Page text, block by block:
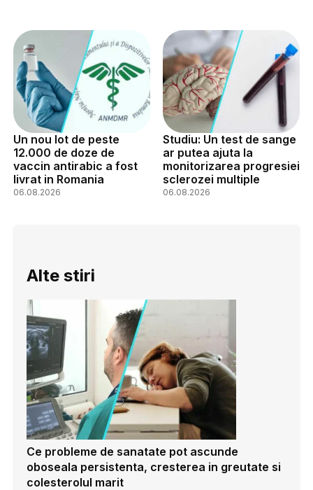
Un nou lot de peste
12.000 de doze de
vaccin antirabic a fost
livrat in Romania
06.08.2026
Studiu: Un test de sange
ar putea ajuta la
monitorizarea progresiei
sclerozei multiple
06.08.2026
Alte stiri
Ce probleme de sanatate pot ascunde
oboseala persistenta, cresterea in greutate si
colesterolul marit